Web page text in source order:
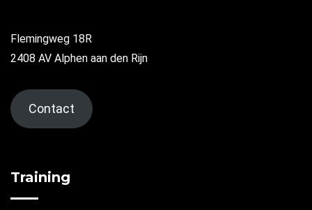
Flemingweg 18R
2408 AV Alphen aan den Rijn
Contact
Training